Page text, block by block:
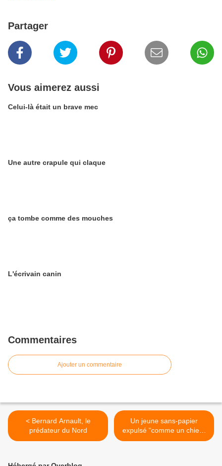
Partager
Vous aimerez aussi
Celui-là était un brave mec
Une autre crapule qui claque
ça tombe comme des mouches
L'écrivain canin
Commentaires
Ajouter un commentaire
< Bernard Arnault, le
prédateur du Nord
Un jeune sans-papier
expulsé "comme un chien"
>